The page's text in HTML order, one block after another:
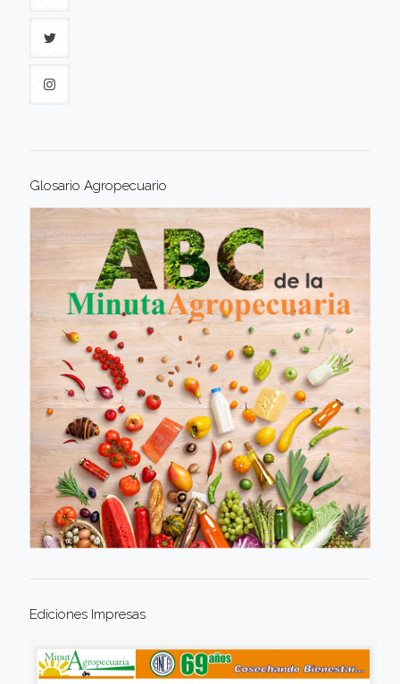
Glosario Agropecuario
Ediciones Impresas